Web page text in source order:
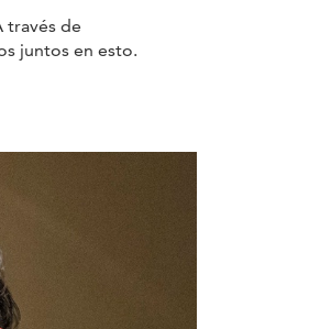
través de
juntos en esto.